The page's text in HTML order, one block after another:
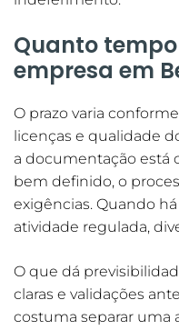
Quanto
empresa em
O prazo varia
licenças e qualidade
a documentação está
bem definido, o
exigências. Quando
atividade regulada,
O que dá
claras e validações
costuma separar uma